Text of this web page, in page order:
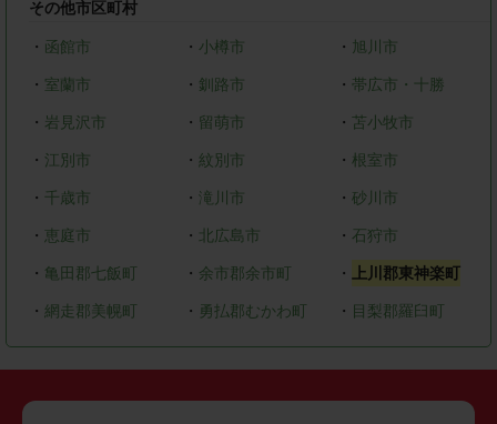
その他市区町村
・ 函館市 ・ 小樽市 ・ 旭川市
・ 室蘭市 ・ 釧路市 ・ 帯広市・十勝
・ 岩見沢市 ・ 留萌市 ・苫小牧市
・ 江別市 ・ 紋別市 ・ 根室市
・ 千歳市 ・ 滝川市 ・砂川市
・ 恵庭市 ・ 北広島市 ・ 石狩市
・ 亀田郡七飯町 ・ 余市郡余市町 ・ 上川郡東神楽町
・ 網走郡美幌町 ・ 勇払郡むかわ町 ・ 目梨郡羅臼町